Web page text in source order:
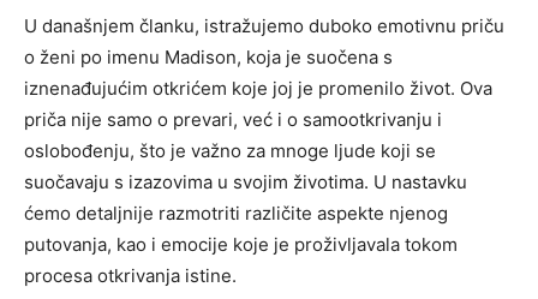
U današnjem članku, istražujemo duboko emotivnu priču
o ženi po imenu Madison, koja je suočena s
iznenađujućim otkrićem koje joj je promenilo život. Ova
priča nije samo o prevari, već i o samootkrivanju i
oslobođenju, što je važno za mnoge ljude koji se
suočavaju s izazovima u svojim životima. U nastavku
ćemo detaljnije razmotriti različite aspekte njenog
putovanja, kao i emocije koje je proživljavala tokom
procesa otkrivanja istine.